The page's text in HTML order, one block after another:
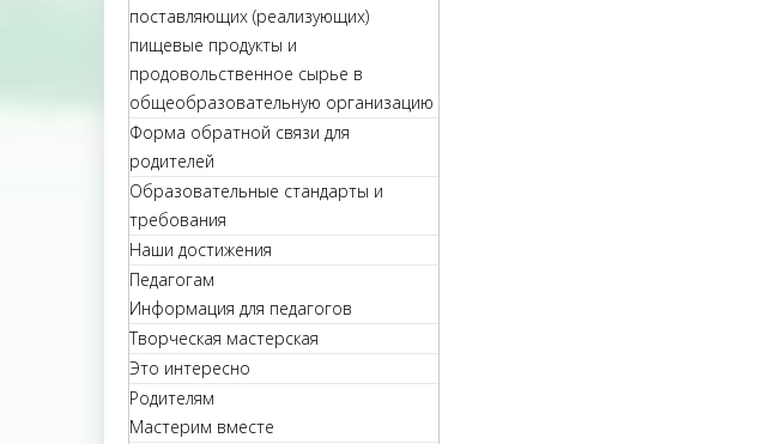
поставляющих (реализующих)
пищевые продукты и
продовольственное сырье в
общеобразовательную организацию
Форма обратной связи для
родителей
Образовательные стандарты и
требования
Наши достижения
Педагогам
Информация для педагогов
Творческая мастерская
Это интересно
Родителям
Мастерим вместе